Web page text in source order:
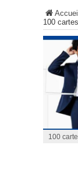
Accueil
100
100